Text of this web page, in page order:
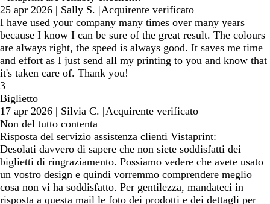
25 apr 2026 | Sally S. |Acquirente verificato
I have used your company many times over many years
because I know I can be sure of the great result. The colours
are always right, the speed is always good. It saves me time
and effort as I just send all my printing to you and know that
it's taken care of. Thank you!
3
Biglietto
17 apr 2026 | Silvia C. |Acquirente verificato
Non del tutto contenta
Risposta del servizio assistenza clienti Vistaprint:
Desolati davvero di sapere che non siete soddisfatti dei
biglietti di ringraziamento. Possiamo vedere che avete usato
un vostro design e quindi vorremmo comprendere meglio
cosa non vi ha soddisfatto. Per gentilezza, mandateci in
risposta a questa mail le foto dei prodotti e dei dettagli per